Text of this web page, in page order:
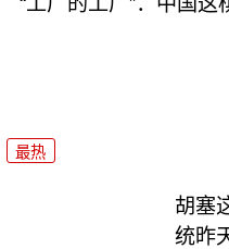
最热
胡塞
统昨